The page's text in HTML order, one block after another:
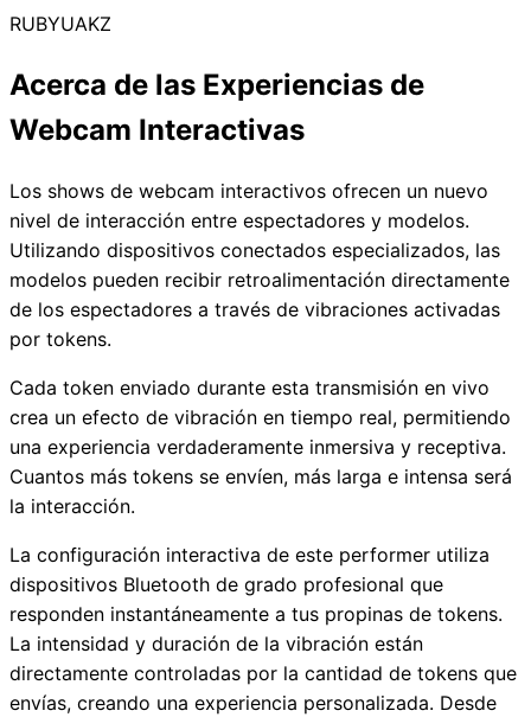
RUBYUAKZ
Acerca de las Experiencias de
Webcam Interactivas
Los shows de webcam interactivos ofrecen un nuevo
nivel de interacción entre espectadores y modelos.
Utilizando dispositivos conectados especializados, las
modelos pueden recibir retroalimentación directamente
de los espectadores a través de vibraciones activadas
por tokens.
Cada token enviado durante esta transmisión en vivo
crea un efecto de vibración en tiempo real, permitiendo
una experiencia verdaderamente inmersiva y receptiva.
Cuantos más tokens se envíen, más larga e intensa será
la interacción.
La configuración interactiva de este performer utiliza
dispositivos Bluetooth de grado profesional que
responden instantáneamente a tus propinas de tokens.
La intensidad y duración de la vibración están
directamente controladas por la cantidad de tokens que
envías, creando una experiencia personalizada. Desde